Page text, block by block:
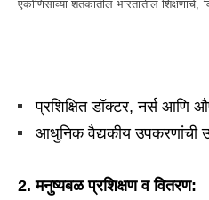
एकोणिसाव्या शतकातील भारतातील शिक्षणाचे,
प्रशिक्षित डॉक्टर, नर्स आणि
आधुनिक वैद्यकीय उपकरणांची
2.मनुष्यबळ प्रशिक्षण व वितरण: